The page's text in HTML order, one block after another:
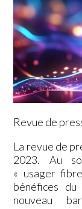
Revue de
La revue de
2023. Au
« usager
bénéfices du
nouveau